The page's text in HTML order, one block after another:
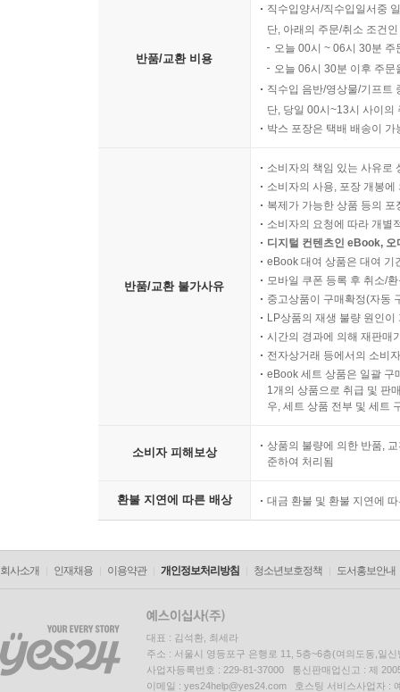
반품/교환 비용
직수입양서/직수입일서중
단, 아래의 주문/취소 조건
오늘 00시 ~ 06시 30분
오늘 06시 30분 이후 주
직수입 음반/영상물/기프트
단, 당일 00시~13시 사이의
박스 포장은 택배 배송이
반품/교환 불가사유
소비자의 책임 있는 사유로
소비자의 사용, 포장 개봉
복제가 가능한 상품 등의
소비자의 요청에 따라 개별
디지털 컨텐츠인 eBook,
eBook 대여 상품은 대여 기
모바일 쿠폰 등록 후 취소/
중고상품이 구매확정(자동
LP상품의 재생 불량 원인
시간의 경과에 의해 재판매
전자상거래 등에서의 소비
eBook 세트 상품은 일괄 구
1개의 상품으로 취급 및 판
우, 세트 상품 전부 및 세트
소비자 피해보상
상품의 불량에 의한 반품,
준하여 처리됨
환불 지연에 따른 배상 대금 환불 및 환불 지연에
회사소개 인재채용 이용약관 개인정보처리방침 청소년보호정책 도서홍보안내
대표 : 김석환, 최세라
주소 : 서울시 영등포구 은행로 11, 5층~6층(여의도동,일신
사업자등록번호 : 229-81-37000 통신판매업신고 : 제
이메일 : yes24help@yes24.com 호스팅 서비스사업자 :